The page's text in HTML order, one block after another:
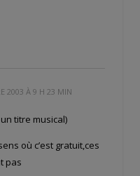
2003 À 9 H 23 MIN
titre musical)
où c’est gratuit,ces
pas